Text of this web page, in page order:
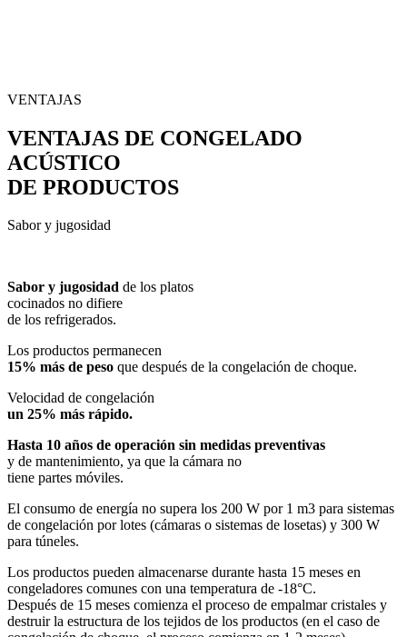
VENTAJAS
VENTAJAS DE CONGELADO
ACÚSTICO
DE PRODUCTOS
Sabor y jugosidad
Sabor y jugosidad de los platos
cocinados no difiere
de los refrigerados.
Los productos permanecen
15% más de peso que después de la congelación de choque.
Velocidad de congelación
un 25% más rápido.
Hasta 10 años de operación sin medidas preventivas
y de mantenimiento, ya que la cámara no
tiene partes móviles.
El consumo de energía no supera los 200 W por 1 m3 para sistemas
de congelación por lotes (cámaras o sistemas de losetas) y 300 W
para túneles.
Los productos pueden almacenarse durante hasta 15 meses en
congeladores comunes con una temperatura de -18°C.
Después de 15 meses comienza el proceso de empalmar cristales y
destruir la estructura de los tejidos de los productos (en el caso de